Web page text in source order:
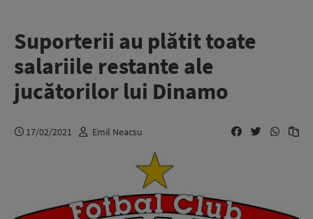
Suporterii au plătit toate
salariile restante ale
jucătorilor lui Dinamo
17/02/2021 Emil Neacsu